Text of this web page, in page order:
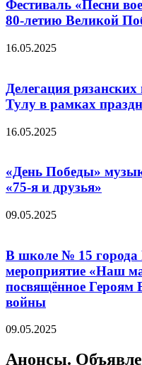
Фестиваль «Песни
80-летию Великой
16.05.2025
Делегация
Тулу в рамках
16.05.2025
«День Победы»
«75-я и друзья»
09.05.2025
В школе № 15 города
мероприятие «Наш
посвящённое Героям
войны
09.05.2025
Анонсы.